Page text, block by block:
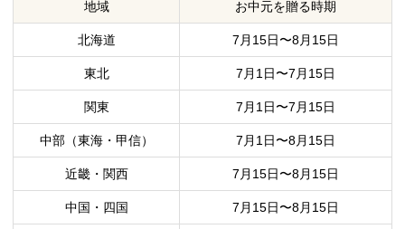
地域 お中元を贈る時期
北海道 7月15日〜8月15日
東北 7月1日〜7月15日
関東 7月1日〜7月15日
中部（東海・甲信） 7月1日〜8月15日
近畿・関西 7月15日〜8月15日
中国・四国 7月15日〜8月15日